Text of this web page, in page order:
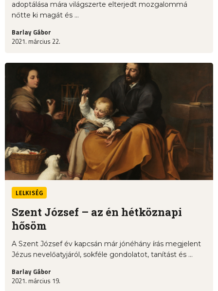
adoptálása mára világszerte elterjedt mozgalommá
nőtte ki magát és ...
Barlay Gábor
2021. március 22.
LELKISÉG
Szent József – az én hétköznapi
hősöm
A Szent József év kapcsán már jónéhány írás megjelent
Jézus nevelőatyjáról, sokféle gondolatot, tanítást és ...
Barlay Gábor
2021. március 19.